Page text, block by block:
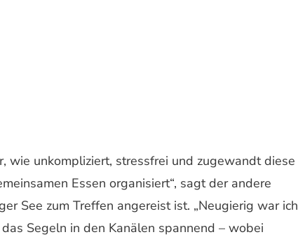
wie unkompliziert, stressfrei und zugewandt diese
Essen organisiert“, sagt der andere
See zum Treffen angereist ist. „Neugierig war ich
Segeln in den Kanälen spannend – wobei